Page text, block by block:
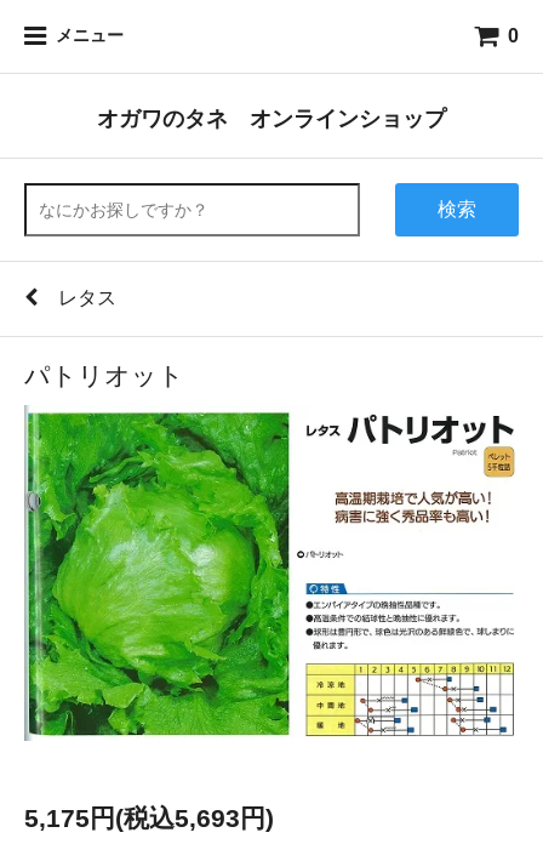
メニュー 0
オガワのタネ オンラインショップ
検索
レタス
パトリオット
5,175円(税込5,693円)